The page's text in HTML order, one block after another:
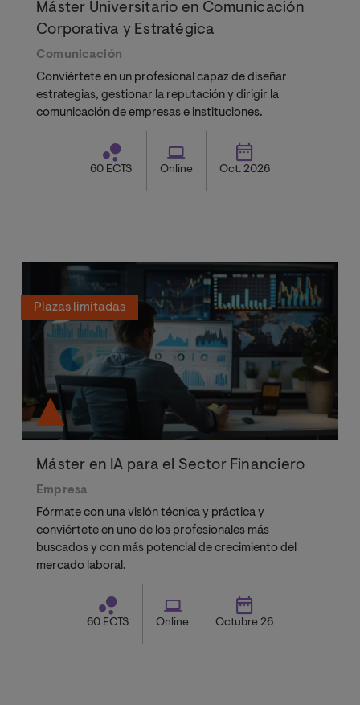
Máster Universitario en Comunicación
Corporativa y Estratégica
Comunicación
Conviértete en un profesional capaz de diseñar
estrategias, gestionar la reputación y dirigir la
comunicación de empresas e instituciones.
60 ECTS Online Oct. 2026
Plazas limitadas
Máster en IA para el Sector Financiero
Empresa
Fórmate con una visión técnica y práctica y
conviértete en uno de los profesionales más
buscados y con más potencial de crecimiento del
mercado laboral.
60 ECTS Online Octubre 26